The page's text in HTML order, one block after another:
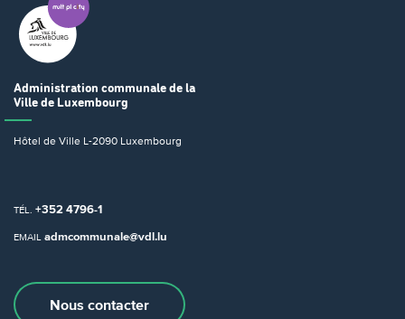
Administration communale de la
Ville de Luxembourg
Hôtel de Ville L-2090 Luxembourg
TÉL. +352 4796-1
EMAIL admcommunale@vdl.lu
Nous contacter